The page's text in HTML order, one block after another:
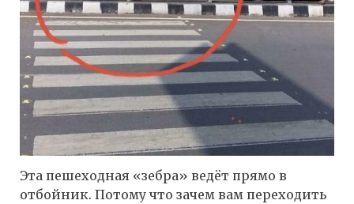
Эта пешеходная «зебра» ведёт прямо в
отбойник. Потому что зачем вам переходить